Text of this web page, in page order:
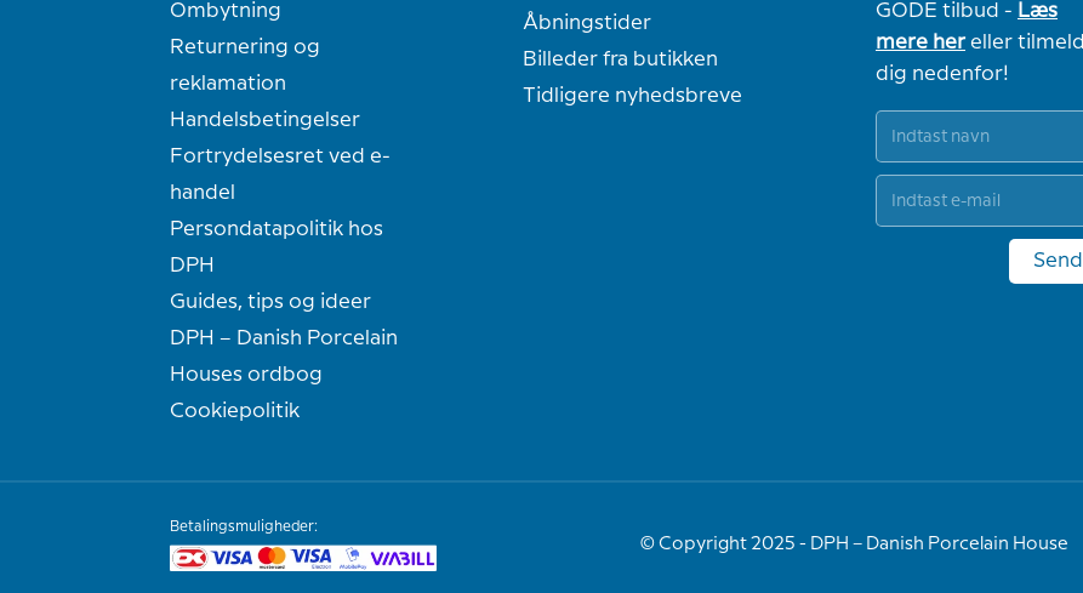
Ombytning
Returnering og
reklamation
Handelsbetingelser
Fortrydelsesret ved e-
handel
Persondatapolitik hos
DPH
Guides, tips og ideer
DPH – Danish Porcelain
Houses ordbog
Cookiepolitik
Åbningstider
Billeder fra butikken
Tidligere nyhedsbreve
GODE tilbud - Læs
mere hereller tilmeld
dig nedenfor!
Send
Betalingsmuligheder:
© Copyright 2025 - DPH – Danish Porcelain House